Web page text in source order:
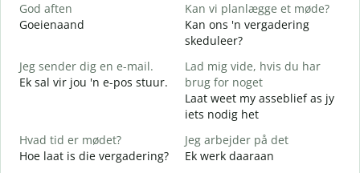
God aften
Goeienaand
Kan vi planlægge et møde?
Kan ons 'n vergadering
skeduleer?
Jeg sender dig en e-mail.
Ek sal vir jou 'n e-pos stuur.
Lad mig vide, hvis du har
brug for noget
Laat weet my asseblief as jy
iets nodig het
Hvad tid er mødet?
Hoe laat is die vergadering?
Jeg arbejder på det
Ek werk daaraan